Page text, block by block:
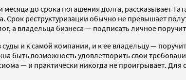
до срока погашения долга, рассказывает
реструктуризации обычно не превышает
а владельца бизнеса — подписать личное
и к самой компании, и к ее владельцу —
быть возможность удовлетворить свои
— и практически никогда не проигрывает. Для